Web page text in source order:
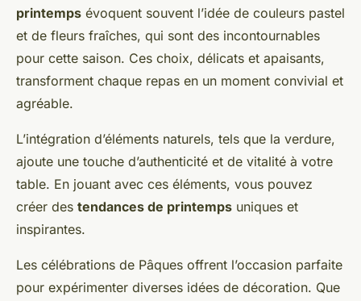
printemps évoquent souvent l’idée de couleurs pastel
et de fleurs fraîches, qui sont des incontournables
pour cette saison. Ces choix, délicats et apaisants,
transforment chaque repas en un moment convivial et
agréable.
L’intégration d’éléments naturels, tels que la verdure,
ajoute une touche d’authenticité et de vitalité à votre
table. En jouant avec ces éléments, vous pouvez
créer des tendances de printemps uniques et
inspirantes.
Les célébrations de Pâques offrent l’occasion parfaite
pour expérimenter diverses idées de décoration. Que